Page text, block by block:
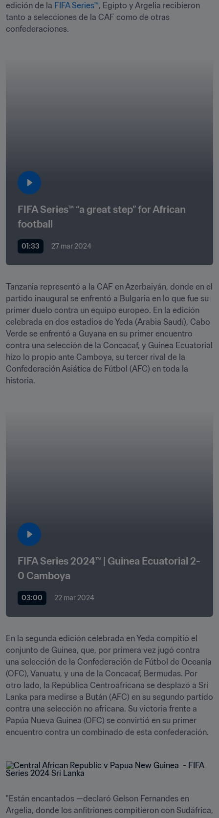
edición de la FIFA Series™, Egipto y Argelia recibieron
tanto a selecciones de la CAF como de otras
confederaciones.
FIFA Series™ “a great step” for African
football
01:33 27 mar 2024
Tanzania representó a la CAF en Azerbaiyán, donde en el
partido inaugural se enfrentó a Bulgaria en lo que fue su
primer duelo contra un equipo europeo. En la edición
celebrada en dos estadios de Yeda (Arabia Saudí), Cabo
Verde se enfrentó a Guyana en su primer encuentro
contra una selección de la Concacaf, y Guinea Ecuatorial
hizo lo propio ante Camboya, su tercer rival de la
Confederación Asiática de Fútbol (AFC) en toda la
historia.
FIFA Series 2024™ | Guinea Ecuatorial 2-
0 Camboya
03:00 22 mar 2024
En la segunda edición celebrada en Yeda compitió el
conjunto de Guinea, que, por primera vez jugó contra
una selección de la Confederación de Fútbol de Oceanía
(OFC), Vanuatu, y una de la Concacaf, Bermudas. Por
otro lado, la República Centroafricana se desplazó a Sri
Lanka para medirse a Bután (AFC) en su segundo partido
contra una selección no africana. Su victoria frente a
Papúa Nueva Guinea (OFC) se convirtió en su primer
encuentro contra un combinado de esta confederación.
"Están encantados —declaró Gelson Fernandes en
Argelia, donde los anfitriones compitieron con Sudáfrica,